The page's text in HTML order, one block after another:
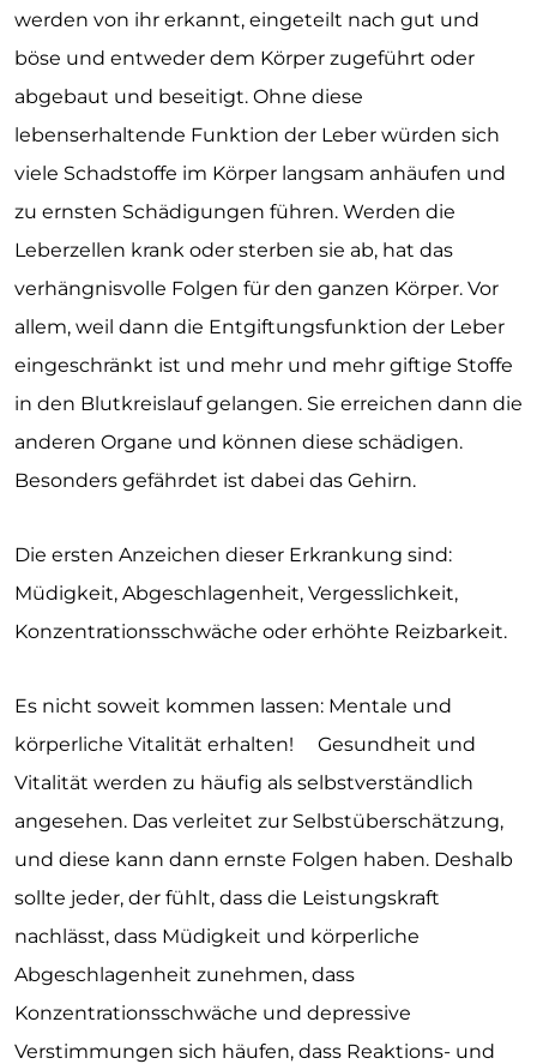
werden von ihr erkannt, eingeteilt nach gut und
böse und entweder dem Körper zugeführt oder
abgebaut und beseitigt. Ohne diese
lebenserhaltende Funktion der Leber würden sich
viele Schadstoffe im Körper langsam anhäufen und
zu ernsten Schädigungen führen. Werden die
Leberzellen krank oder sterben sie ab, hat das
verhängnisvolle Folgen für den ganzen Körper. Vor
allem, weil dann die Entgiftungsfunktion der Leber
eingeschränkt ist und mehr und mehr giftige Stoffe
in den Blutkreislauf gelangen. Sie erreichen dann die
anderen Organe und können diese schädigen.
Besonders gefährdet ist dabei das Gehirn.
Die ersten Anzeichen dieser Erkrankung sind:
Müdigkeit, Abgeschlagenheit, Vergesslichkeit,
Konzentrationsschwäche oder erhöhte Reizbarkeit.
Es nicht soweit kommen lassen: Mentale und
körperliche Vitalität erhalten! Gesundheit und
Vitalität werden zu häufig als selbstverständlich
angesehen. Das verleitet zur Selbstüberschätzung,
und diese kann dann ernste Folgen haben. Deshalb
sollte jeder, der fühlt, dass die Leistungskraft
nachlässt, dass Müdigkeit und körperliche
Abgeschlagenheit zunehmen, dass
Konzentrationsschwäche und depressive
Verstimmungen sich häufen, dass Reaktions- und